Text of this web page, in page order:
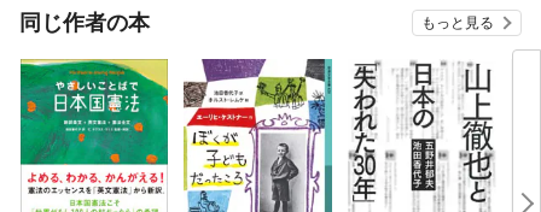
同じ作者の本 もっと見る